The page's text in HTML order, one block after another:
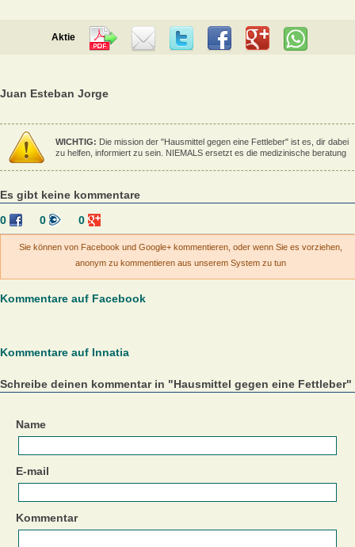
Aktie
Juan Esteban Jorge
WICHTIG: Die mission der "Hausmittel gegen eine Fettleber" ist es, dir dabei
zu helfen, informiert zu sein. NIEMALS ersetzt es die medizinische beratung
Es gibt keine kommentare
0
0 0
Sie können von Facebook und Google+ kommentieren, oder wenn Sie es vorziehen,
anonym zu kommentieren aus unserem System zu tun
Kommentare auf Facebook
Kommentare auf Innatia
Schreibe deinen kommentar in "Hausmittel gegen eine Fettleber"
Name
E-mail
Kommentar